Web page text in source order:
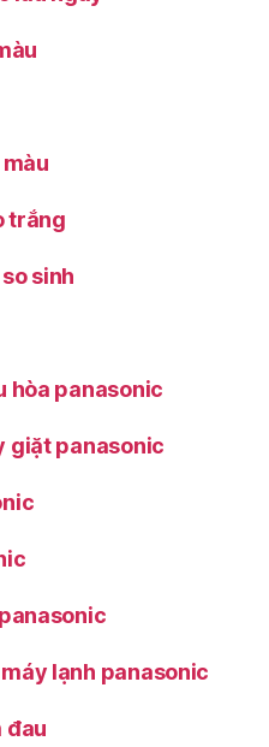
trắng
sinh
hòa panasonic
giặt panasonic
lạnh panasonic
đau